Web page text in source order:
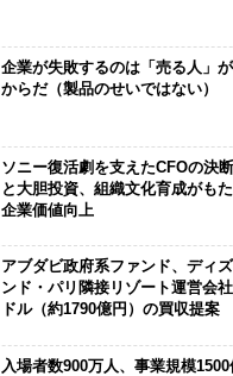
企業が失敗するのは「売る人」
からだ（製品のせいではない）
ソニー復活劇を支えたCFOの決
と大胆投資、組織文化育成がも
企業価値向上
アブダビ政府系ファンド、ディ
ンド・パリ隣接リゾート運営会
ドル（約1790億円）の買収提案
入場者数900万人、事業規模1500